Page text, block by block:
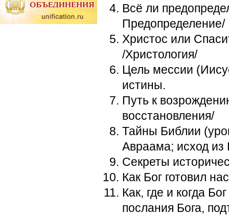
Всё ли
Предопределение/
Христос или
/Христология/
Цель мессии
истины.
Путь к
восстановления/
Тайны Библии
Авраама; исход из
Секреты
Как Бог готовил
Как, где и когда
послания Бога,